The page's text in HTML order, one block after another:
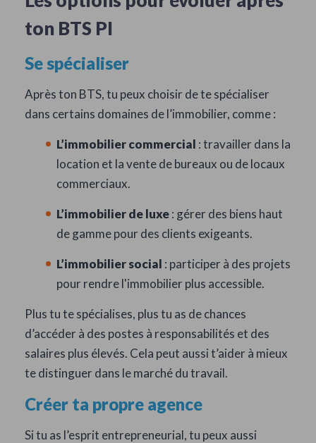
ton BTS PI
Se spécialiser
Après ton BTS, tu peux choisir de te spécialiser
dans certains domaines de l’immobilier, comme :
L’immobilier commercial : travailler dans la
location et la vente de bureaux ou de locaux
commerciaux.
L’immobilier de luxe: gérer des biens haut
de gamme pour des clients exigeants.
L’immobilier social : participer à des projets
pour rendre l'immobilier plus accessible.
Plus tu te spécialises, plus tu as de chances
d’accéder à des postes à responsabilités et des
salaires plus élevés. Cela peut aussi t’aider à mieux
te distinguer dans le marché du travail.
Créer ta propre agence
Si tu as l’esprit entrepreneurial, tu peux aussi